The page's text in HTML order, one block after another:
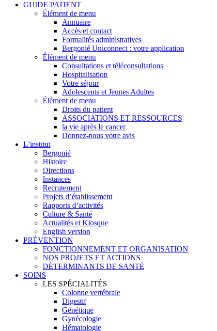
GUIDE PATIENT
Élément de menu
Annuaire
Accès et contact
Formalités administratives
Bergonié Uniconnect : votre application
Élément de menu
Consultations et téléconsultations
Hospitalisation
Votre séjour
Adolescents et Jeunes Adultes
Élément de menu
Droits du patient
ASSOCIATIONS ET RESSOURCES
la vie après le cancer
Donnez-nous votre avis
L’institut
Bergonié
Histoire
Directions
Instances
Recrutement
Projets d’établissement
Rapports d’activités
Culture & Santé
Actualités et Kiosque
English version
PRÉVENTION
FONCTIONNEMENT ET ORGANISATION
NOS PROJETS ET ACTIONS
DÉTERMINANTS DE SANTÉ
SOINS
LES SPÉCIALITÉS
Colonne vertébrale
Digestif
Génétique
Gynécologie
Hématologie